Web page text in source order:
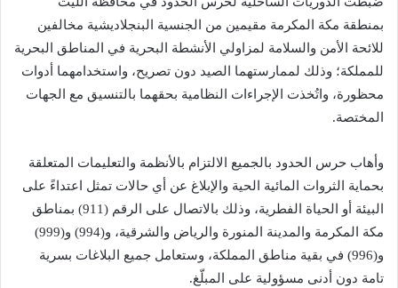
بمنطقة مكة المكرمة مقيمين من الجنسية البنجلاديشية مخالفين
للائحة الأمن والسلامة لمزاولي الأنشطة البحرية في المناطق البحرية
للمملكة؛ وذلك لممارستهما الصيد دون تصريح، واستخدامهما أدوات
محظورة، واتُخذت الإجراءات النظامية بحقهما بالتنسيق مع الجهات
المختصة.
وأهاب حرس الحدود بالجميع الالتزام بالأنظمة والتعليمات المتعلقة
بحماية الثروات المائية الحية والإبلاغ عن أي حالات تمثل اعتداءً على
البيئة أو الحياة الفطرية، وذلك بالاتصال على الرقم (911) بمناطق
مكة المكرمة والمدينة المنورة والرياض والشرقية، و(994) و(999)
و(996) في بقية مناطق المملكة، وستعامل جميع البلاغات بسرية
تامة دون أدنى مسؤولية على المبلّغ.